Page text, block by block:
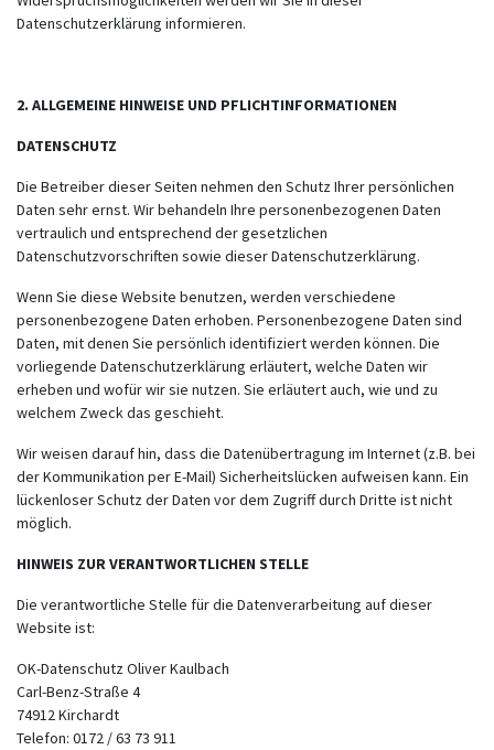
Datenschutzerklärung informieren.
2. ALLGEMEINE HINWEISE UND PFLICHTINFORMATIONEN
DATENSCHUTZ
Die Betreiber dieser Seiten nehmen den Schutz Ihrer persönlichen
Daten sehr ernst. Wir behandeln Ihre personenbezogenen Daten
vertraulich und entsprechend der gesetzlichen
Datenschutzvorschriften sowie dieser Datenschutzerklärung.
Wenn Sie diese Website benutzen, werden verschiedene
personenbezogene Daten erhoben. Personenbezogene Daten sind
Daten, mit denen Sie persönlich identifiziert werden können. Die
vorliegende Datenschutzerklärung erläutert, welche Daten wir
erheben und wofür wir sie nutzen. Sie erläutert auch, wie und zu
welchem Zweck das geschieht.
Wir weisen darauf hin, dass die Datenübertragung im Internet (z.B. bei
der Kommunikation per E-Mail) Sicherheitslücken aufweisen kann. Ein
lückenloser Schutz der Daten vor dem Zugriff durch Dritte ist nicht
möglich.
HINWEIS ZUR VERANTWORTLICHEN STELLE
Die verantwortliche Stelle für die Datenverarbeitung auf dieser
Website ist:
OK-Datenschutz Oliver Kaulbach
Carl-Benz-Straße 4
74912 Kirchardt
Telefon: 0172 / 63 73 911